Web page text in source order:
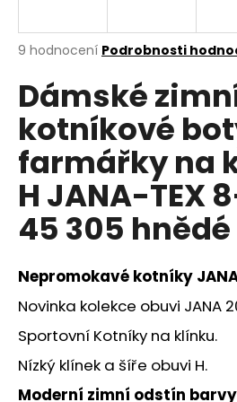
Průměrné
produktu
je
3,9
5
hvězdiček.
9 hodnocení Podrobnosti
Dámské
kotníkové
farmářky na
H JANA-TEX
45 305 hnědé
Nepromokavé kotníky
Novinka kolekce obuvi JANA
Sportovní Kotníky na klínku.
Nízký klínek a šíře obuvi H.
Moderní zimní odstín
j
t
?
HLEDAT
D
o
p
o
r
u